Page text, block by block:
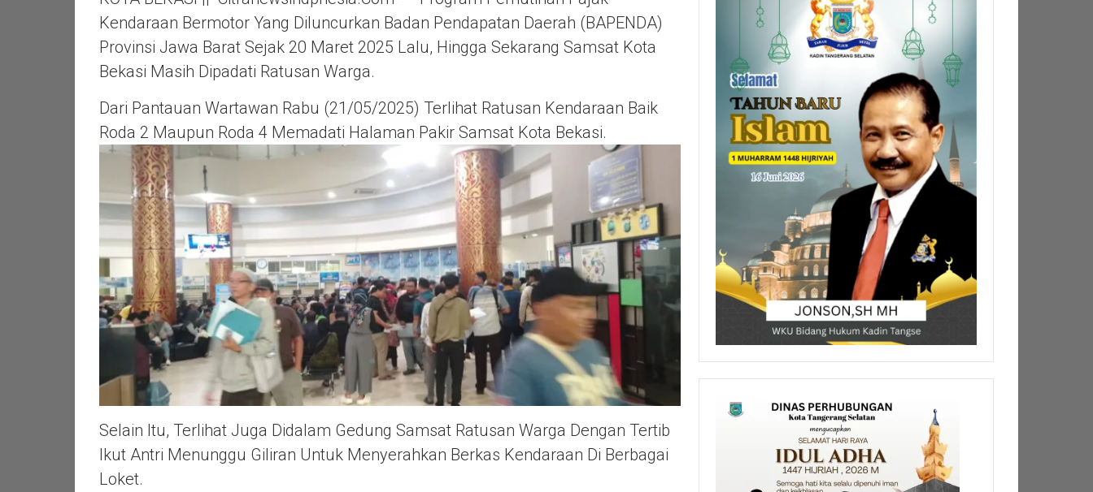
Kendaraan Bermotor Yang Diluncurkan Badan Pendapatan Daerah (BAPENDA)
Provinsi Jawa Barat Sejak 20 Maret 2025 Lalu, Hingga Sekarang Samsat Kota
Bekasi Masih Dipadati Ratusan Warga.
Dari Pantauan Wartawan Rabu (21/05/2025) Terlihat Ratusan Kendaraan Baik
Roda 2 Maupun Roda 4 Memadati Halaman Pakir Samsat Kota Bekasi.
Selain Itu, Terlihat Juga Didalam Gedung Samsat Ratusan Warga Dengan Tertib
Ikut Antri Menunggu Giliran Untuk Menyerahkan Berkas Kendaraan Di Berbagai
Loket.